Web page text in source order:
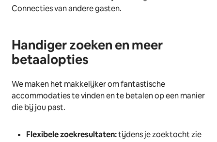
Connecties van andere gasten.
Handiger zoeken en meer
betaalopties
We maken het makkelijker om fantastische
accommodaties te vinden en te betalen op een manier
die bij jou past.
Flexibele zoekresultaten:tijdens je zoektocht zie